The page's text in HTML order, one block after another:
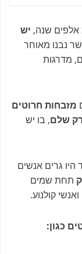
אלפים שנה, יש
נבנו מאוחר
מדרגות
מזבחות חרוטים
שלם, בו יש
תחת שמים
קולנוע.
כגון: